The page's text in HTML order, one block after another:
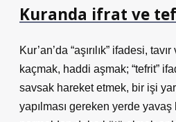
Kuranda ifrat ve
Kur’an’da “aşırılık” ifadesi,
kaçmak, haddi aşmak; “tefrit”
savsak hareket etmek, bir işi
yapılması gereken yerde